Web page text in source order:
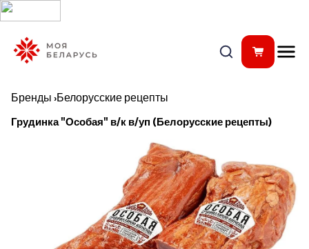
Бренды ›Белорусские рецепты
Грудинка "Особая" в/к в/уп (Белорусские рецепты)